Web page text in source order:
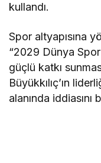
kullandı.
Spor altyapısına
“2029 Dünya
güçlü katkı
Büyükkılıç’ın
alanında